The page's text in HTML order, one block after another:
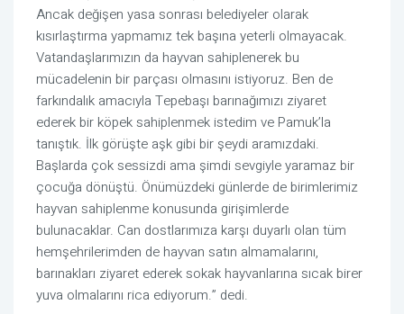
Ancak değişen yasa sonrası belediyeler olarak
kısırlaştırma yapmamız tek başına yeterli olmayacak.
Vatandaşlarımızın da hayvan sahiplenerek bu
mücadelenin bir parçası olmasını istiyoruz. Ben de
farkındalık amacıyla Tepebaşı barınağımızı ziyaret
ederek bir köpek sahiplenmek istedim ve Pamuk’la
tanıştık. İlk görüşte aşk gibi bir şeydi aramızdaki.
Başlarda çok sessizdi ama şimdi sevgiyle yaramaz bir
çocuğa dönüştü. Önümüzdeki günlerde de birimlerimiz
hayvan sahiplenme konusunda girişimlerde
bulunacaklar. Can dostlarımıza karşı duyarlı olan tüm
hemşehrilerimden de hayvan satın almamalarını,
barınakları ziyaret ederek sokak hayvanlarına sıcak birer
yuva olmalarını rica ediyorum.” dedi.